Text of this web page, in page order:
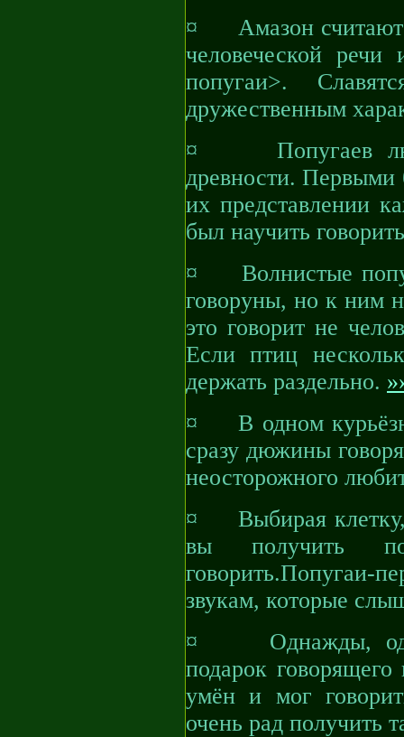
¤ Амазон
человеческой
попугаи>.
дружественным
¤ Попугаев
древности. Первыми
их представлении
был научить
¤ Волнистые
говоруны, но к ним
это говорит не
Если птиц
держать раздельно.
¤ В одном
сразу дюжины
неосторожного
¤ Выбирая клетку,
вы получить
звукам, которые
¤ Однажды, один
подарок
умён и мог
очень рад получить